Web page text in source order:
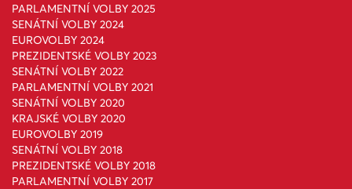
PARLAMENTNÍ VOLBY 2025
SENÁTNÍ VOLBY 2024
EUROVOLBY 2024
PREZIDENTSKÉ VOLBY 2023
SENÁTNÍ VOLBY 2022
PARLAMENTNÍ VOLBY 2021
SENÁTNÍ VOLBY 2020
KRAJSKÉ VOLBY 2020
EUROVOLBY 2019
SENÁTNÍ VOLBY 2018
PREZIDENTSKÉ VOLBY 2018
PARLAMENTNÍ VOLBY 2017